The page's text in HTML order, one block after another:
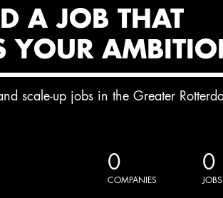
A JOB THAT
YOUR
scale-up jobs in the Greater
0
COMPANIES
0
JOBS